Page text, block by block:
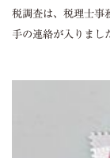
税調査は、税理士事
手の連絡が入りまし